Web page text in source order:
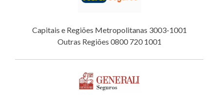
Capitais e Regiões Metropolitanas 3003-1001
Outras Regiões 0800 720 1001